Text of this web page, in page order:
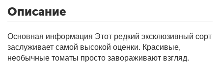
Описание
Основная информация Этот редкий эксклюзивный сорт
заслуживает самой высокой оценки. Красивые,
необычные томаты просто завораживают взгляд.